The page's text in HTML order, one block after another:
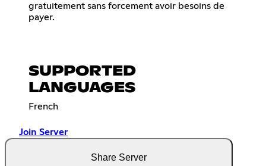
gratuitement sans forcement avoir besoins de
payer.
SUPPORTED
LANGUAGES
French
Join Server
Share Server